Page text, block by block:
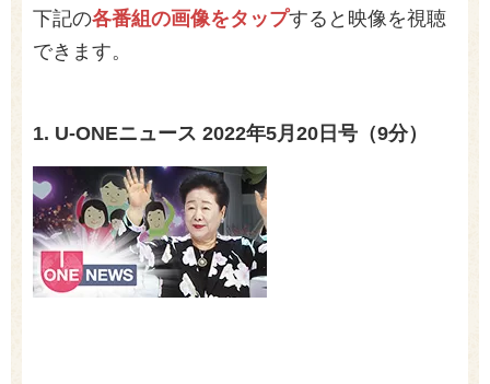
下記の各番組の画像をタップすると映像を視聴
できます。
1. U-ONEニュース 2022年5月20 日号（9分）